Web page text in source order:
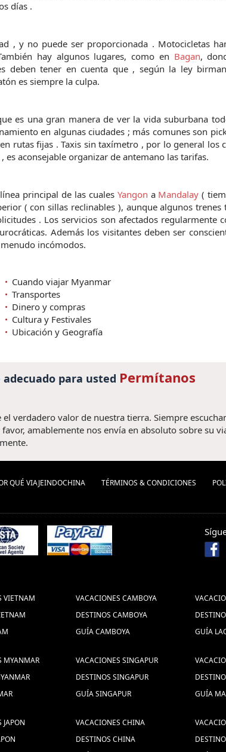
días .
, y no puede ser proporcionada . Motocicletas
hay algunos lugares, como en Bagan,
deben tener en cuenta que , según la ley
es siempre la culpa.
es una gran manera de ver la vida suburbana
en algunas ciudades ; más comunes son
rutas fijas . Taxis sin taxímetro , por lo general los
aconsejable organizar de antemano las tarifas.
principal de las cuales Yangon a Mandalay (
( con sillas reclinables ), aunque algunos trenes
. Los servicios son afectados regularmente
Además los visitantes deben ser
incómodos.
Cuando viajar Myanmar
Transportes
Dinero y compras
Cultura y Festivales
Ubicación y Geografía
para usted Permítanos
verdadero valor de nuestra tierra. Siempre
amablemente nos envía en absoluto sobre su
QUÉ VIAJEINDOCHINA TÉRMINOS & CONDICIONES
VIETNAM
VACACIONES CAMBOYA
DESTINOS CAMBOYA
GUÍA CAMBOYA
GUÍA
MYANMAR
VACACIONES SINGAPUR
DESTINOS SINGAPUR
GUÍA SINGAPUR
GUÍA
JAPON
VACACIONES CHINA
DESTINOS CHINA